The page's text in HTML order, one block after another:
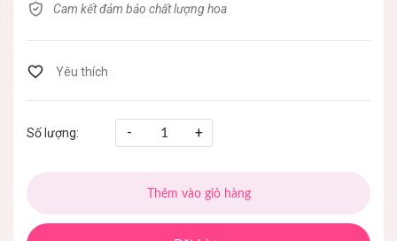
Cam kết đảm bảo chất lượng hoa
Số lượng: - +
Thêm vào giỏ hàng